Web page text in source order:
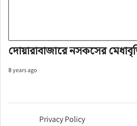
দোয়ারাবাজারে নসকসের
৪ years ago
Privacy Policy